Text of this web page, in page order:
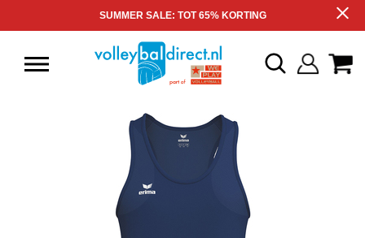
SUMMER SALE: TOT 65% KORTING